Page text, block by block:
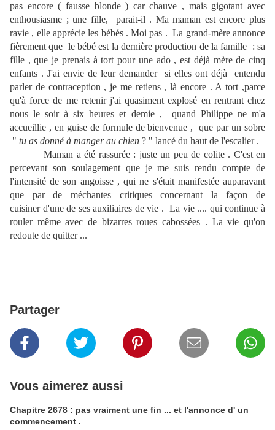
pas encore ( fausse blonde ) car chauve , mais gigotant avec
enthousiasme ; une fille, parait-il . Ma maman est encore plus
ravie , elle apprécie les bébés . Moi pas . La grand-mère annonce
fièrement que le bébé est la dernière production de la famille : sa
fille , que je prenais à tort pour une ado , est déjà mère de cinq
enfants . J'ai envie de leur demander si elles ont déjà entendu
parler de contraception , je me retiens , là encore . A tort ,parce
qu'à force de me retenir j'ai quasiment explosé en rentrant chez
nous le soir à six heures et demie , quand Philippe ne m'a
accueillie , en guise de formule de bienvenue , que par un sobre
" tu as donné à manger au chien ? " lancé du haut de l'escalier .
Maman a été rassurée : juste un peu de colite . C'est en
percevant son soulagement que je me suis rendu compte de
l'intensité de son angoisse , qui ne s'était manifestée auparavant
que par de méchantes critiques concernant la façon de
cuisiner d'une de ses auxiliaires de vie . La vie .... qui continue à
rouler même avec de bizarres roues cabossées . La vie qu'on
redoute de quitter ...
Partager
Vous aimerez aussi
Chapitre 2678 : pas vraiment une fin ... et l'annonce d' un
commencement .